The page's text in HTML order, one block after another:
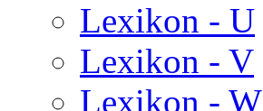
Lexikon - U
Lexikon - V
Lexikon - W